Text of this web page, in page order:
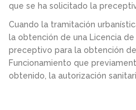
que se ha solicitado la
Cuando la tramitación
la obtención de una Licencia
preceptivo para la obtención
Funcionamiento que
obtenido, la autorización